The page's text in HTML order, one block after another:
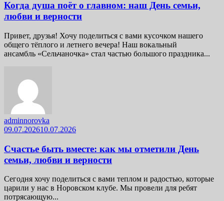
Когда душа поёт о главном: наш День семьи,
любви и верности
Привет, друзья! Хочу поделиться с вами кусочком нашего
общего тёплого и летнего вечера! Наш вокальный
ансамбль «Сельчаночка» стал частью большого праздника...
adminnorovka
09.07.202610.07.2026
Счастье быть вместе: как мы отметили День
семьи, любви и верности
Сегодня хочу поделиться с вами теплом и радостью, которые
царили у нас в Норовском клубе. Мы провели для ребят
потрясающую...